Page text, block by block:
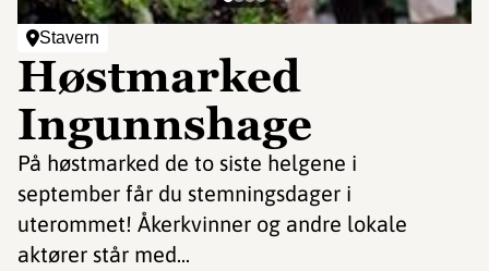
Stavern
Høstmarked
Ingunnshage
På høstmarked de to siste helgene i
september får du stemningsdager i
uterommet! Åkerkvinner og andre lokale
aktører står med...